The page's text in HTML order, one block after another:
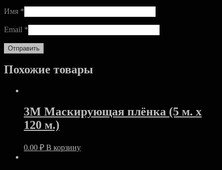
Имя *
Email *
Похожие товары
3M Маскирующая плёнка (5 м. x
120 м.)
0.00 ₽ В корзину